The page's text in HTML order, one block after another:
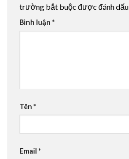
trường bắt buộc được đánh dấu
Bình luận *
Tên *
Email *